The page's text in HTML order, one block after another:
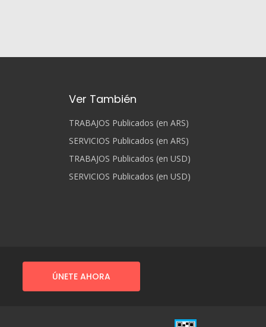
Ver También
TRABAJOS Publicados (en ARS)
SERVICIOS Publicados (en ARS)
TRABAJOS Publicados (en USD)
SERVICIOS Publicados (en USD)
ÚNETE AHORA